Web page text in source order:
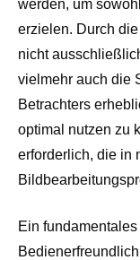
werden, um
erzielen. Durch
nicht
vielmehr auch die
Betrachters
optimal nutzen zu
erforderlich, die in
Ein